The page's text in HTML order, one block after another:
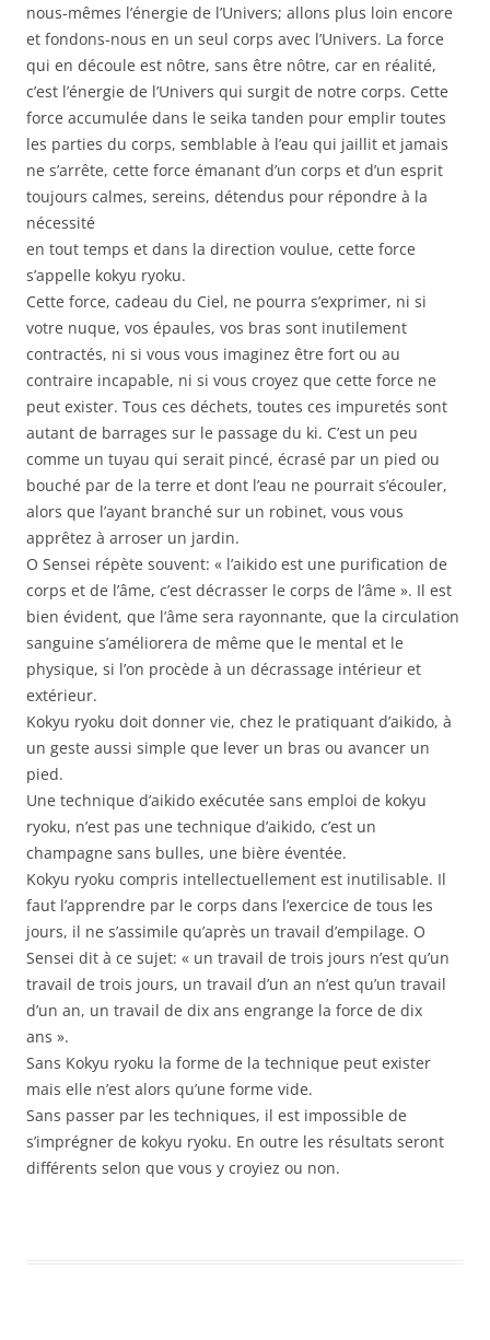
nous-mêmes l’énergie de l’Univers; allons plus loin encore
et fondons-nous en un seul corps avec l’Univers. La force
qui en découle est nôtre, sans être nôtre, car en réalité,
c’est l’énergie de l’Univers qui surgit de notre corps. Cette
force accumulée dans le seika tanden pour emplir toutes
les parties du corps, semblable à l’eau qui jaillit et jamais
ne s’arrête, cette force émanant d’un corps et d’un esprit
toujours calmes, sereins, détendus pour répondre à la
nécessité
en tout temps et dans la direction voulue, cette force
s’appelle kokyu ryoku.
Cette force, cadeau du Ciel, ne pourra s’exprimer, ni si
votre nuque, vos épaules, vos bras sont inutilement
contractés, ni si vous vous imaginez être fort ou au
contraire incapable, ni si vous croyez que cette force ne
peut exister. Tous ces déchets, toutes ces impuretés sont
autant de barrages sur le passage du ki. C’est un peu
comme un tuyau qui serait pincé, écrasé par un pied ou
bouché par de la terre et dont l’eau ne pourrait s’écouler,
alors que l’ayant branché sur un robinet, vous vous
apprêtez à arroser un jardin.
O Sensei répète souvent: « l’aikido est une purification de
corps et de l’âme, c’est décrasser le corps de l’âme ». Il est
bien évident, que l’âme sera rayonnante, que la circulation
sanguine s’améliorera de même que le mental et le
physique, si l’on procède à un décrassage intérieur et
extérieur.
Kokyu ryoku doit donner vie, chez le pratiquant d’aikido, à
un geste aussi simple que lever un bras ou avancer un
pied.
Une technique d’aikido exécutée sans emploi de kokyu
ryoku, n’est pas une technique d’aikido, c’est un
champagne sans bulles, une bière éventée.
Kokyu ryoku compris intellectuellement est inutilisable. Il
faut l’apprendre par le corps dans l’exercice de tous les
jours, il ne s’assimile qu’après un travail d’empilage. O
Sensei dit à ce sujet: « un travail de trois jours n’est qu’un
travail de trois jours, un travail d’un an n’est qu’un travail
d’un an, un travail de dix ans engrange la force de dix
ans ».
Sans Kokyu ryoku la forme de la technique peut exister
mais elle n’est alors qu’une forme vide.
Sans passer par les techniques, il est impossible de
s’imprégner de kokyu ryoku. En outre les résultats seront
différents selon que vous y croyiez ou non.